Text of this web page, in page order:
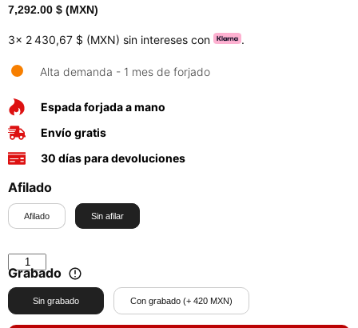
7,292.00 $ (MXN)
3x 2 430,67 $ (MXN) sin intereses con .
Alta demanda - 1 mes de forjado
Espada forjada a mano
Envío gratis
30 días para devoluciones
Afilado
Afilado Sin afilar
Grabado
Sin grabado Con grabado (+ 420 MXN)